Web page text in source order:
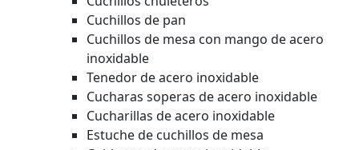
Cuchillos de pan
Cuchillos de mesa con mango de acero
inoxidable
Tenedor de acero inoxidable
Cucharas soperas de acero inoxidable
Cucharillas de acero inoxidable
Estuche de cuchillos de mesa